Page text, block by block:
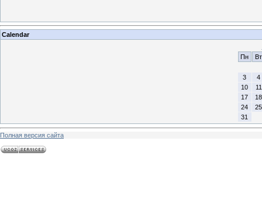
Calendar
Пн
Вт
3
4
10
11
17
18
24
25
31
Полная версия сайта